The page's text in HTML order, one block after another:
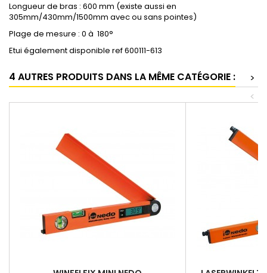
Longueur de bras : 600 mm (existe aussi en
305mm/430mm/1500mm avec ou sans pointes)
Plage de mesure : 0 à 180°
Etui également disponible ref 600111-613
4 AUTRES PRODUITS DANS LA MÊME CATÉGORIE :
>
<